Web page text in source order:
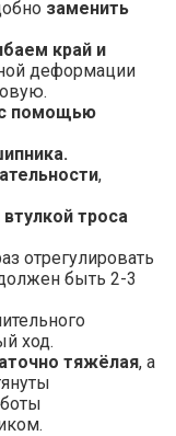
заменить
край и
деформации
помощью
,
троса
отрегулировать
быть 2-3
ход.
тяжёлая, а